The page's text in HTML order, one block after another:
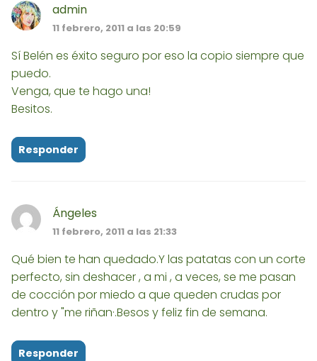
admin
11 febrero, 2011 a las 20:59
Sí Belén es éxito seguro por eso la copio siempre que
puedo.
Venga, que te hago una!
Besitos.
Responder
Ángeles
11 febrero, 2011 a las 21:33
Qué bien te han quedado.Y las patatas con un corte
perfecto, sin deshacer , a mi , a veces, se me pasan
de cocción por miedo a que queden crudas por
dentro y "me riñan·.Besos y feliz fin de semana.
Responder